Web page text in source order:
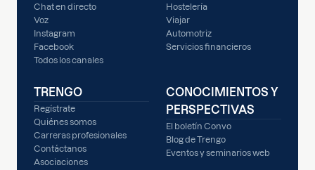
Chat en directo
Voz
Instagram
Facebook
Todos los canales
Hostelería
Viajar
Automotriz
Servicios financieros
TRENGO
Regístrate
Quiénes somos
Carreras profesionales
Contáctanos
Asociaciones
CONOCIMIENTOS Y
PERSPECTIVAS
El boletín Convo
Blog de Trengo
Eventos y seminarios web